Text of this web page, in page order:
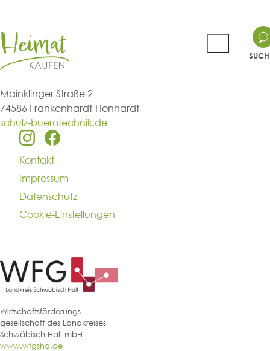
Mainklinger Straße 2
74586 Frankenhardt-Honhardt
schulz-buerotechnik.de
Kontakt
Impressum
Datenschutz
Cookie-Einstellungen
Wirtschaftsförderungs-
gesellschaft des Landkreises
Schwäbisch Hall mbH
www.wfgsha.de